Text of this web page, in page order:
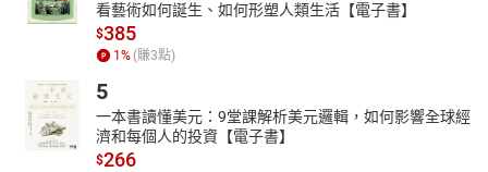
看藝術如何誕生、如何形塑人類生活【電子書】
$385
1 % (賺3點)
5
一本書讀懂美元：9堂課解析美元邏輯，如何影響全球經
濟和每個人的投資【電子書】
$266